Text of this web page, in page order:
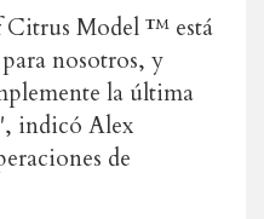
Model ™ está
nosotros, y
la última
indicó Alex
de